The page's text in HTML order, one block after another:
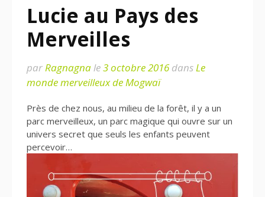
Lucie au Pays des
Merveilles
parRagnagnale3 octobre 2016dansLe
monde merveilleux de Mogwaï
Près de chez nous, au milieu de la forêt, il y a un
parc merveilleux, un parc magique qui ouvre sur un
univers secret que seuls les enfants peuvent
percevoir…